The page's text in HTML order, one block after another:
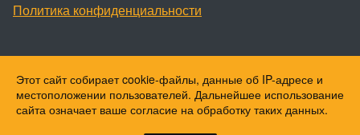
Политика конфиденциальности
Наверх
© Ваши охранные системы, 2026
Этот сайт собирает cookie-файлы, данные об IP-адресе и
местоположении пользователей. Дальнейшее использование
сайта означает ваше согласие на обработку таких данных.